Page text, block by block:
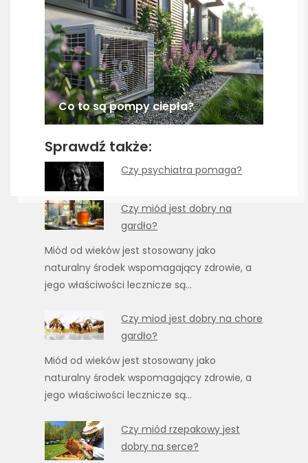
Co to są pompy ciepła?
Sprawdź także:
Czy psychiatra pomaga?
Czy miód jest dobry na
gardło?
Miód od wieków jest stosowany jako
naturalny środek wspomagający zdrowie, a
jego właściwości lecznicze są…
Czy miod jest dobry na chore
gardło?
Miód od wieków jest stosowany jako
naturalny środek wspomagający zdrowie, a
jego właściwości lecznicze są…
Czy miód rzepakowy jest
dobry na serce?